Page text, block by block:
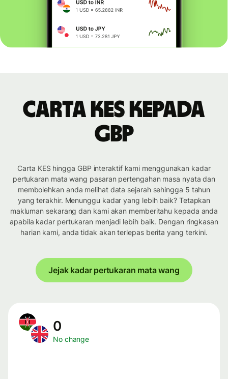
Carta KES kepada
GBP
Carta KES hingga GBP interaktif kami menggunakan kadar
pertukaran mata wang pasaran pertengahan masa nyata dan
membolehkan anda melihat data sejarah sehingga 5 tahun
yang terakhir. Menunggu kadar yang lebih baik? Tetapkan
makluman sekarang dan kami akan memberitahu kepada anda
apabila kadar pertukaran menjadi lebih baik. Dengan ringkasan
harian kami, anda tidak akan terlepas berita yang terkini.
Jejak kadar pertukaran mata wang
0
No change